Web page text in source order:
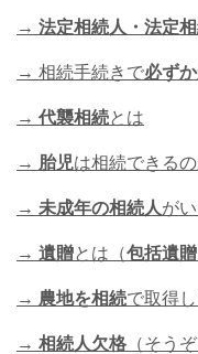
→ 法定相続人・法定
→ 相続手続きで必ず
→ 代襲相続とは
→ 胎児は相続できるの
→ 未成年の相続人が
→ 遺贈とは（包括遺贈
→ 農地を相続で取得
→ 相続人欠格 （そう